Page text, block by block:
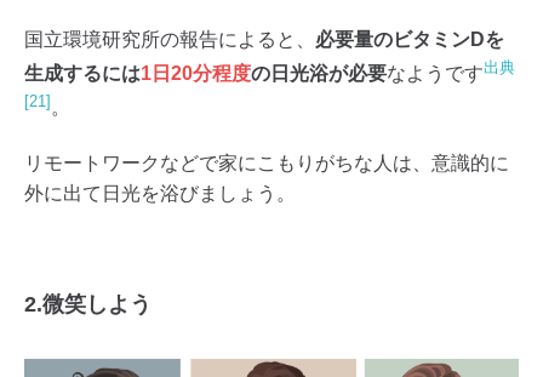
国立環境研究所の報告によると、 必要量のビタミンDを
生成するには1日20分程度の日光浴が必要なようです出典
[21] 。
リモートワークなどで家にこもりがちな人は、意識的に
外に出て日光を浴びましょう。
2.微笑しよう